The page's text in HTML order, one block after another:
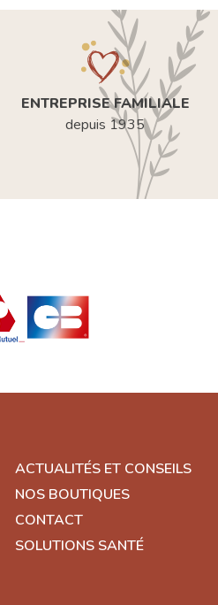
ENTREPRISE FAMILIALE
depuis 1935
ACTUALITÉS ET CONSEILS
NOS BOUTIQUES
CONTACT
SOLUTIONS SANTÉ